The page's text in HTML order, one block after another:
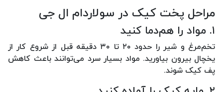
مراحل پخت کیک در سولاردام ال جی
۱. مواد را هم‌دما کنید
تخم‌مرغ و شیر را حدود ۲۰ تا ۳۰ دقیقه قبل از شروع کار از
یخچال بیرون بیاورید. مواد بسیار سرد می‌توانند باعث کاهش
پف کیک شوند.